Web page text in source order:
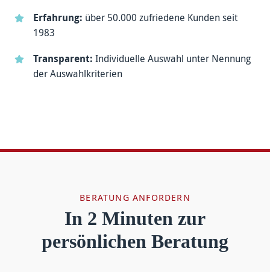
Erfahrung: über 50.000 zufriedene Kunden seit
1983
Transparent: Individuelle Auswahl unter Nennung
der Auswahl­kriterien
BERATUNG ANFORDERN
In 2 Minuten zur
persönlichen Beratung